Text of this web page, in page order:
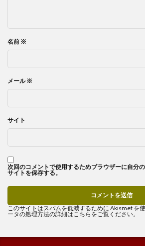
名前 ※
メール※
サイト
次回のコメントで使用するためブラウザーに自分
サイトを保存する。
このサイトはスパムを低減するために Akismet を使
ータの処理方法の詳細はこちらをご覧ください。